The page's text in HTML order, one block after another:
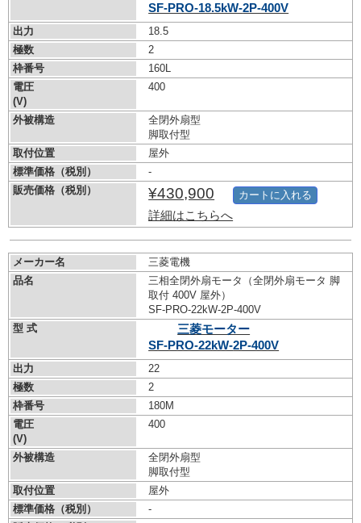
SF-PRO-18.5kW-2P-400V
出力
18.5
極数
2
枠番号
160L
電圧
(V)
400
外被構造
全閉外扇型
脚取付型
取付位置
屋外
標準価格（税別）
-
販売価格（税別）
¥430,900
詳細はこちらへ
カートに入れる
メーカー名
三菱電機
品名
三相全閉外扇モータ（全閉外扇モータ 脚
取付 400V 屋外）
SF-PRO-22kW-2P-400V
型 式
三菱モーター
SF-PRO-22kW-2P-400V
出力
22
極数
2
枠番号
180M
電圧
(V)
400
外被構造
全閉外扇型
脚取付型
取付位置
屋外
標準価格（税別）
-